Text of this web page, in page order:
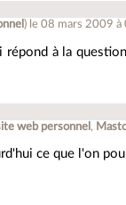
) le 08 mars 2009 à
répond à la
web personnel ,
ce que l'on